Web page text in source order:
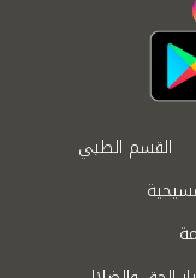
القسم الطبي